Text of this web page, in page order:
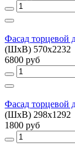
Фасад торцевой
(ШхВ) 570х2232
6800 руб
Фасад торцевой
(ШхВ) 298х1292
1800 руб